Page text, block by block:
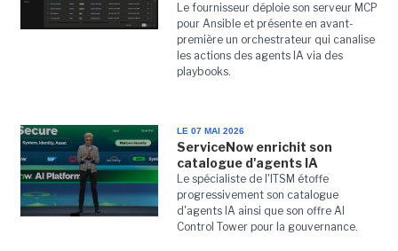
Le fournisseur déploie son serveur MCP
pour Ansible et présente en avant-
première un orchestrateur qui canalise
les actions des agents IA via des
playbooks.
LE 07 MAI 2026
ServiceNow enrichit son
catalogue d'agents IA
Le spécialiste de l'ITSM étoffe
progressivement son catalogue
d'agents IA ainsi que son offre AI
Control Tower pour la gouvernance.